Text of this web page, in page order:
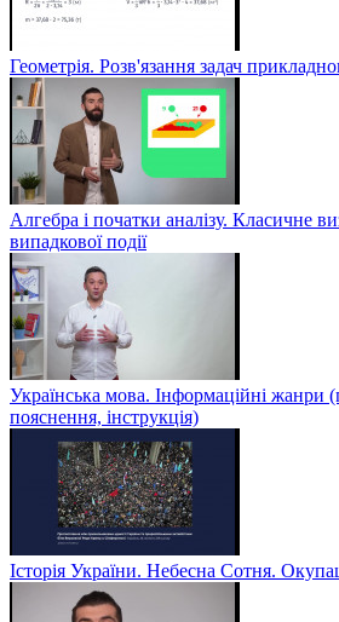
Геометрія. Розв'язання задач
Алгебра і початки аналізу. Класичне
випадкової події
Українська мова. Інформаційні жанри
пояснення, інструкція)
Історія України. Небесна Сотня.